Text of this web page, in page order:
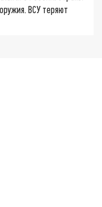
ВСУ теряют